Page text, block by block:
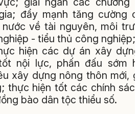
đẩy mạnh tăng cường
về tài nguyên, môi
- tiểu thủ công nghiệp;
hiện các dự án xây
nội lực, phấn đấu sớm
xây dựng nông thôn mới,
thực hiện tốt các chính
bào dân tộc thiểu số.